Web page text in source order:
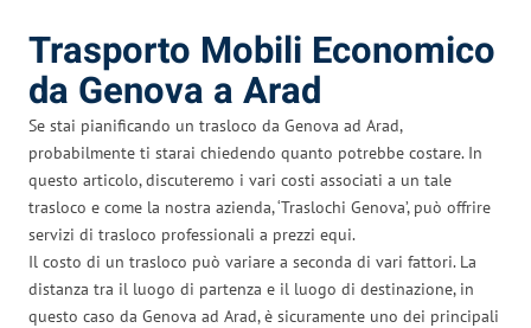
Trasporto Mobili Economico
da Genova a Arad
Se stai pianificando un trasloco da Genova ad Arad,
probabilmente ti starai chiedendo quanto potrebbe costare. In
questo articolo, discuteremo i vari costi associati a un tale
trasloco e come la nostra azienda, ‘Traslochi Genova’, può offrire
servizi di trasloco professionali a prezzi equi.
Il costo di un trasloco può variare a seconda di vari fattori. La
distanza tra il luogo di partenza e il luogo di destinazione, in
questo caso da Genova ad Arad, è sicuramente uno dei principali